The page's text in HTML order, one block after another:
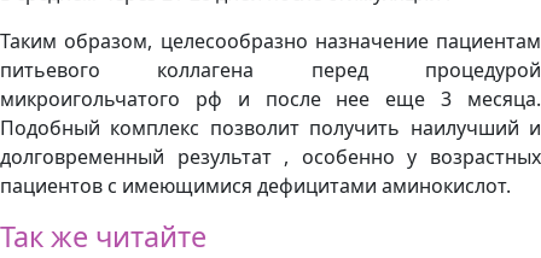
Таким образом, целесообразно назначение пациентам
питьевого коллагена перед процедурой
микроигольчатого рф и после нее еще 3 месяца.
Подобный комплекс позволит получить наилучший и
долговременный результат , особенно у возрастных
пациентов с имеющимися дефицитами аминокислот.
Так же читайте